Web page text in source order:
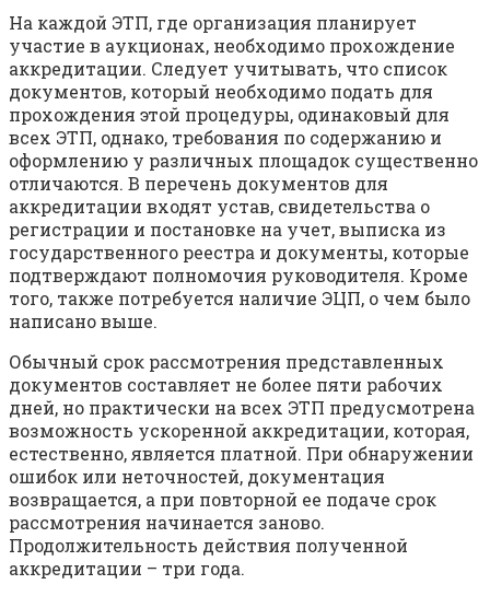
На каждой ЭТП, где организация планирует
участие в аукционах, необходимо прохождение
аккредитации. Следует учитывать, что список
документов, который необходимо подать для
прохождения этой процедуры, одинаковый для
всех ЭТП, однако, требования по содержанию и
оформлению у различных площадок существенно
отличаются. В перечень документов для
аккредитации входят устав, свидетельства о
регистрации и постановке на учет, выписка из
государственного реестра и документы, которые
подтверждают полномочия руководителя. Кроме
того, также потребуется наличие ЭЦП, о чем было
написано выше.
Обычный срок рассмотрения представленных
документов составляет не более пяти рабочих
дней, но практически на всех ЭТП предусмотрена
возможность ускоренной аккредитации, которая,
естественно, является платной. При обнаружении
ошибок или неточностей, документация
возвращается, а при повторной ее подаче срок
рассмотрения начинается заново.
Продолжительность действия полученной
аккредитации – три года.